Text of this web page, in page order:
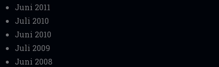
Juni 2011
Juli 2010
Juni 2010
Juli 2009
Juni 2008